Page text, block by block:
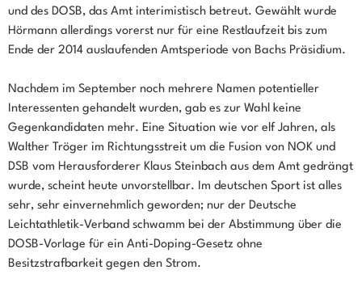
und des DOSB, das Amt interimistisch betreut. Gewählt wurde
Hörmann allerdings vorerst nur für eine Restlaufzeit bis zum
Ende der 2014 auslaufenden Amtsperiode von Bachs Präsidium.
Nachdem im September noch mehrere Namen potentieller
Interessenten gehandelt wurden, gab es zur Wahl keine
Gegenkandidaten mehr. Eine Situation wie vor elf Jahren, als
Walther Tröger im Richtungsstreit um die Fusion von NOK und
DSB vom Herausforderer Klaus Steinbach aus dem Amt gedrängt
wurde, scheint heute unvorstellbar. Im deutschen Sport ist alles
sehr, sehr einvernehmlich geworden; nur der Deutsche
Leichtathletik-Verband schwamm bei der Abstimmung über die
DOSB-Vorlage für ein Anti-Doping-Gesetz ohne
Besitzstrafbarkeit gegen den Strom.